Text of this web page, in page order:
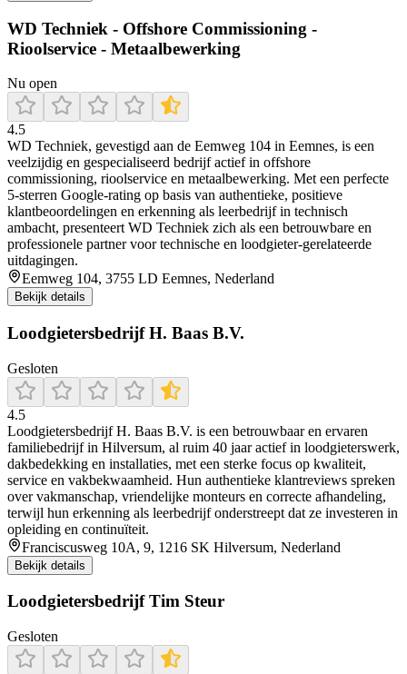
WD Techniek - Offshore Commissioning -
Rioolservice - Metaalbewerking
Nu open
4.5
WD Techniek, gevestigd aan de Eemweg 104 in Eemnes, is een
veelzijdig en gespecialiseerd bedrijf actief in offshore
commissioning, rioolservice en metaalbewerking. Met een perfecte
5‑sterren Google‑rating op basis van authentieke, positieve
klantbeoordelingen en erkenning als leerbedrijf in technisch
ambacht, presenteert WD Techniek zich als een betrouwbare en
professionele partner voor technische en loodgieter-gerelateerde
uitdagingen.
Eemweg 104, 3755 LD Eemnes, Nederland
Bekijk details
Loodgietersbedrijf H. Baas B.V.
Gesloten
4.5
Loodgietersbedrijf H. Baas B.V. is een betrouwbaar en ervaren
familiebedrijf in Hilversum, al ruim 40 jaar actief in loodgieterswerk,
dakbedekking en installaties, met een sterke focus op kwaliteit,
service en vakbekwaamheid. Hun authentieke klantreviews spreken
over vakmanschap, vriendelijke monteurs en correcte afhandeling,
terwijl hun erkenning als leerbedrijf onderstreept dat ze investeren in
opleiding en continuïteit.
Franciscusweg 10A, 9, 1216 SK Hilversum, Nederland
Bekijk details
Loodgietersbedrijf Tim Steur
Gesloten